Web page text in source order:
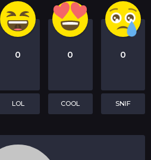
0
LOL
0
COOL
0
SNIF